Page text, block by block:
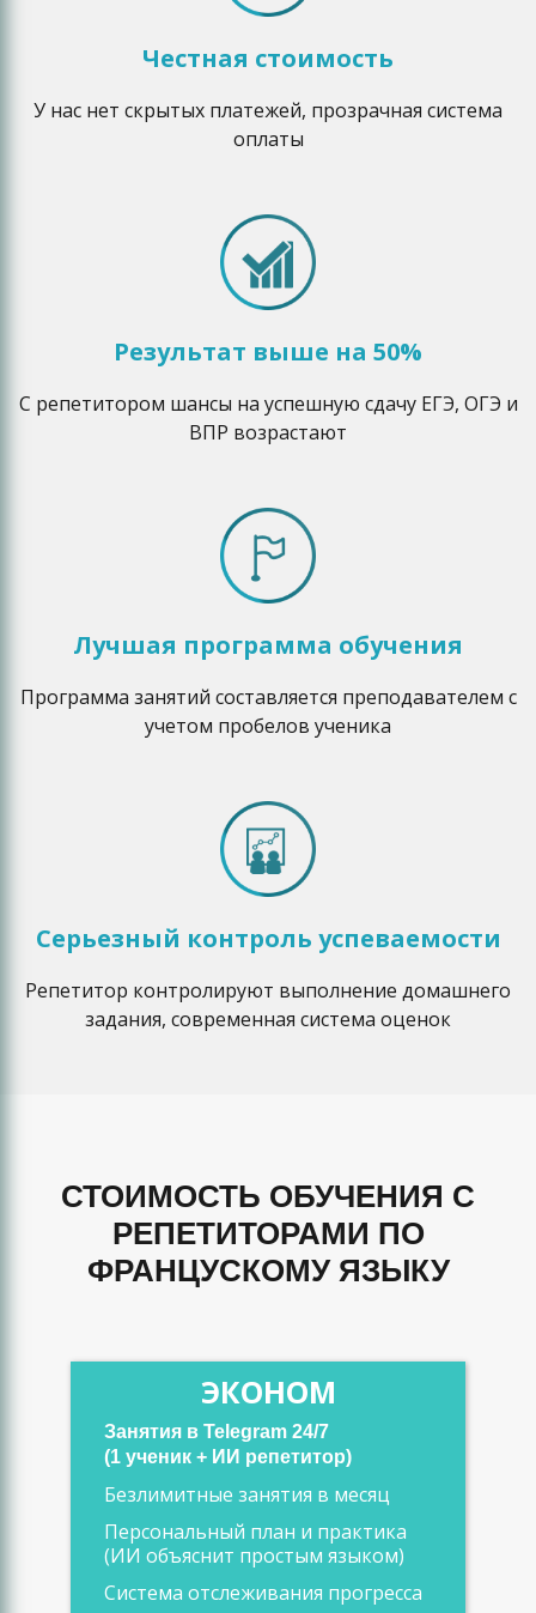
Честная стоимость
У нас нет скрытых платежей, прозрачная система
оплаты
Результат выше на 50%
С репетитором шансы на успешную сдачу ЕГЭ, ОГЭ и
ВПР возрастают
Лучшая программа обучения
Программа занятий составляется преподавателем с
учетом пробелов ученика
Серьезный контроль успеваемости
Репетитор контролируют выполнение домашнего
задания, современная система оценок
СТОИМОСТЬ ОБУЧЕНИЯ С
РЕПЕТИТОРАМИ ПО
ФРАНЦУСКОМУ ЯЗЫКУ
ЭКОНОМ
Занятия в Telegram 24/7
(1 ученик + ИИ репетитор)
Безлимитные занятия в месяц
Персональный план и практика
(ИИ объяснит простым языком)
Система отслеживания прогресса